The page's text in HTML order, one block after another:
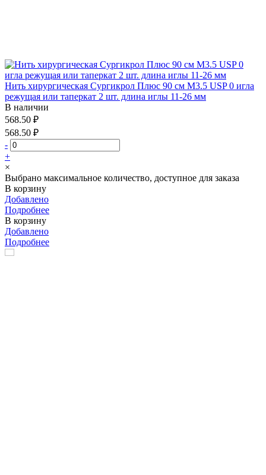
Нить хирургическая Сургикрол Плюс 90 см М3.5 USP 0 игла
режущая или таперкат 2 шт. длина иглы 11-26 мм
В наличии
568.50 ₽
568.50 ₽
-
+
×
Выбрано максимальное количество, доступное для заказа
В корзину
Добавлено
Подробнее
В корзину
Добавлено
Подробнее